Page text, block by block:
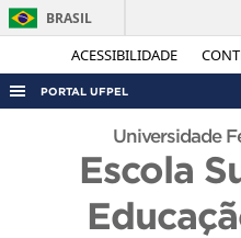
ACESSIBILIDADE
BRASIL
PORTAL UFPEL
ACESSO À INFORMAÇÃO
AUDITORIA
COBALTO
Universidade
Escola